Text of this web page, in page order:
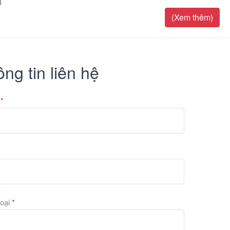
(Xem thêm)
tin liên hệ
*
*